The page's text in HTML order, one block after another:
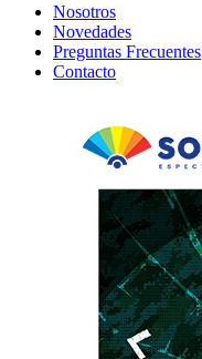
Nosotros
Novedades
Preguntas Frecuentes
Contacto